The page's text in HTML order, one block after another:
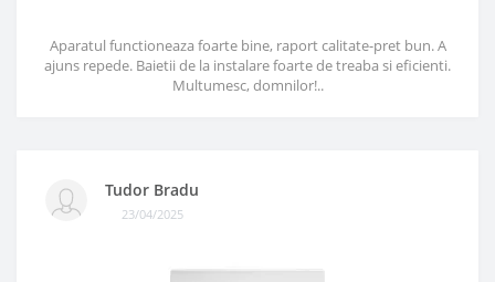
Aparatul functioneaza foarte bine, raport calitate-pret bun. A
ajuns repede. Baietii de la instalare foarte de treaba si eficienti.
Multumesc, domnilor!..
Tudor Bradu
23/04/2025